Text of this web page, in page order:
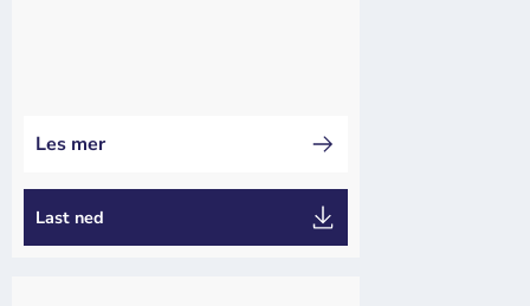
Les mer
Last ned